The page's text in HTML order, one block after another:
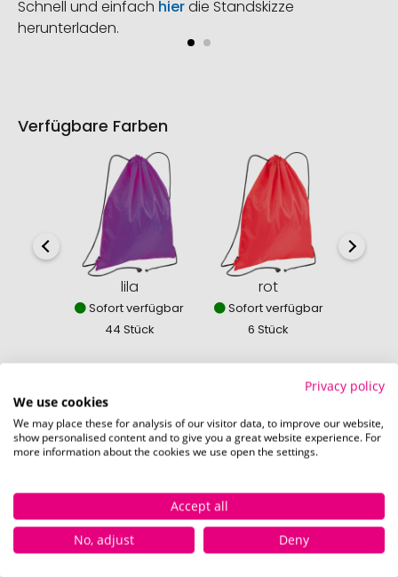
Schnell und einfach hierdie Standskizze
herunterladen.
Verfügbare Farben
lila
Sofort verfügbar
44 Stück
rot
Sofort verfügbar
6 Stück
So einfach bestellen Sie Ihre Werbeartikel bei
Pinkcube
Privacy policy
We use cookies
We may place these for analysis of our visitor data, to improve our website,
show personalised content and to give you a great website experience. For
more information about the cookies we use open the settings.
Accept all
No, adjust
Deny